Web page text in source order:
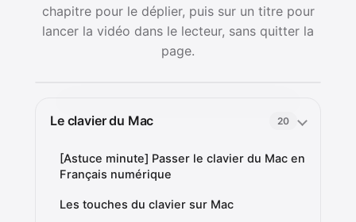
chapitre pour le déplier, puis sur un titre pour
lancer la vidéo dans le lecteur, sans quitter la
page.
Le clavier du Mac 20
[Astuce minute] Passer le clavier du Mac en
Français numérique
Les touches du clavier sur Mac